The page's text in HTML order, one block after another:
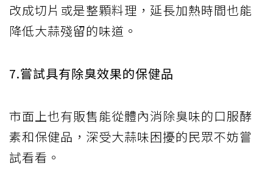
改成切片或是整顆料理，延長加熱時間也能
降低大蒜殘留的味道。
7.嘗試具有除臭效果的保健品
市面上也有販售能從體內消除臭味的口服酵
素和保健品，深受大蒜味困擾的民眾不妨嘗
試看看。